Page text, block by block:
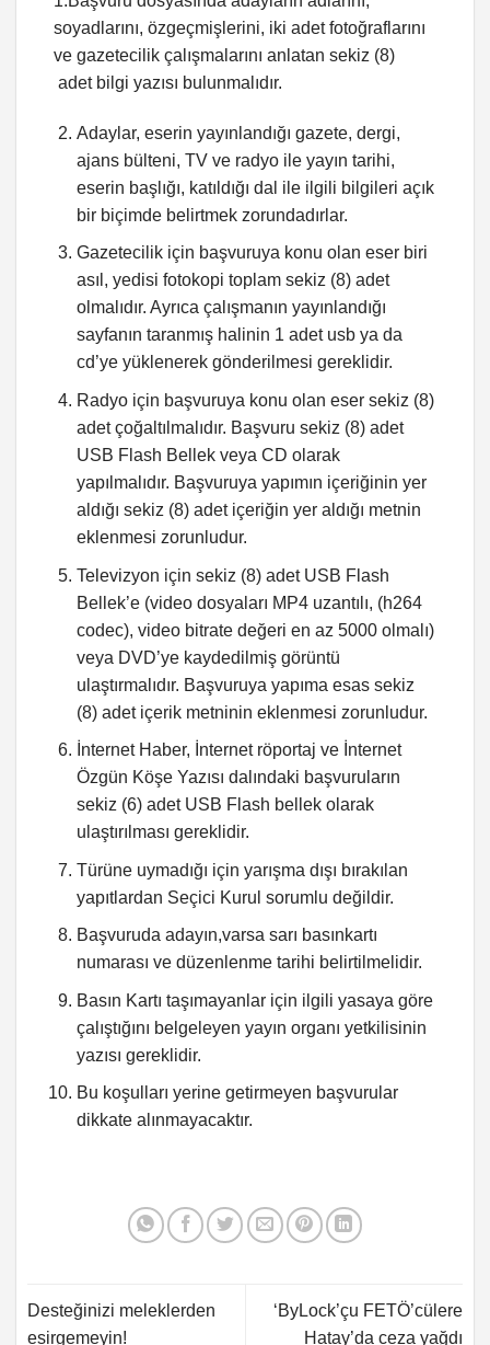
soyadlarını, özgeçmişlerini, iki adet fotoğraflarını
ve gazetecilik çalışmalarını anlatan sekiz (8)
adet bilgi yazısı bulunmalıdır.
Adaylar, eserin yayınlandığı gazete, dergi,
ajans bülteni, TV ve radyo ile yayın tarihi,
eserin başlığı, katıldığı dal ile ilgili bilgileri açık
bir biçimde belirtmek zorundadırlar.
Gazetecilik için başvuruya konu olan eser biri
asıl, yedisi fotokopi toplam sekiz (8) adet
olmalıdır. Ayrıca çalışmanın yayınlandığı
sayfanın taranmış halinin 1 adet usb ya da
cd’ye yüklenerek gönderilmesi gereklidir.
Radyo için başvuruya konu olan eser sekiz (8)
adet çoğaltılmalıdır. Başvuru sekiz (8) adet
USB Flash Bellek veya CD olarak
yapılmalıdır. Başvuruya yapımın içeriğinin yer
aldığı sekiz (8) adet içeriğin yer aldığı metnin
eklenmesi zorunludur.
Televizyon için sekiz (8) adet USB Flash
Bellek’e (video dosyaları MP4 uzantılı, (h264
codec), video bitrate değeri en az 5000 olmalı)
veya DVD’ye kaydedilmiş görüntü
ulaştırmalıdır. Başvuruya yapıma esas sekiz
(8) adet içerik metninin eklenmesi zorunludur.
İnternet Haber, İnternet röportaj ve İnternet
Özgün Köşe Yazısı dalındaki başvuruların
sekiz (6) adet USB Flash bellek olarak
ulaştırılması gereklidir.
Türüne uymadığı için yarışma dışı bırakılan
yapıtlardan Seçici Kurul sorumlu değildir.
Başvuruda adayın,varsa sarı basınkartı
numarası ve düzenlenme tarihi belirtilmelidir.
Basın Kartı taşımayanlar için ilgili yasaya göre
çalıştığını belgeleyen yayın organı yetkilisinin
yazısı gereklidir.
Bu koşulları yerine getirmeyen başvurular
dikkate alınmayacaktır.
Desteğinizi meleklerden
esirgemeyin!
‘ByLock’çu FETÖ’cülere
Hatay’da ceza yağdı